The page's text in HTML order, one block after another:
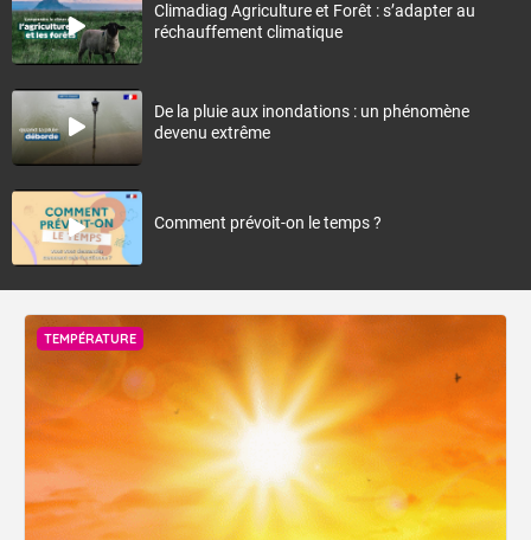
Climadiag Agriculture et Forêt : s’adapter au
réchauffement climatique
De la pluie aux inondations : un phénomène
devenu extrême
Comment prévoit-on le temps ?
TEMPÉRATURE